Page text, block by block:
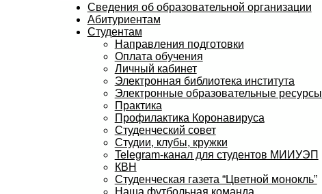
Сведения об образовательной организации
Абитуриентам
Студентам
Направления подготовки
Оплата обучения
Личный кабинет
Электронная библиотека института
Электронные образовательные ресурсы
Практика
Профилактика Коронавируса
Студенческий совет
Студии, клубы, кружки
Telegram-канал для студентов МИИУЭП
КВН
Студенческая газета “Цветной монокль”
Наша футбольная команда